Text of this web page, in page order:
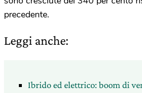
precedente.
Leggi anche:
Ibrido ed elettrico: boom di